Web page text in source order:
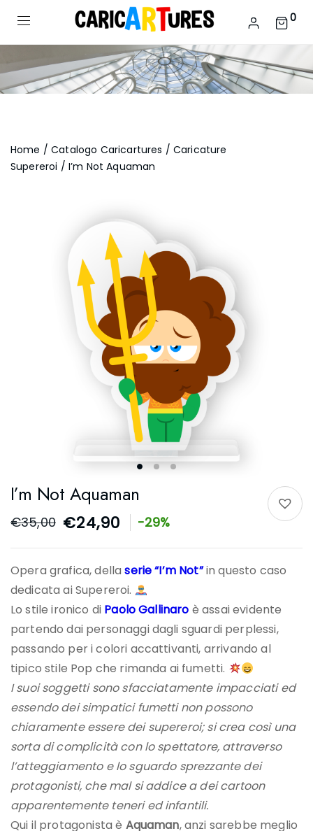
0
Home /Catalogo Caricartures / Caricature
Supereroi / I’m Not Aquaman
I’m Not Aquaman
€35,00 €24,90 -29%
Opera grafica, dellaserie “I’m Not”in questo caso
dedicata ai Supereroi.
Lo stile ironico di Paolo Gallinaro è assai evidente
partendo dai personaggi dagli sguardi perplessi,
passando per i colori accattivanti, arrivando al
tipico stile Pop che rimanda ai fumetti.
I suoi soggetti sono sfacciatamente impacciati ed
essendo dei simpatici fumetti non possono
chiaramente essere dei supereroi; si crea così una
sorta di complicità con lo spettatore, attraverso
l’atteggiamento e lo sguardo sprezzante dei
protagonisti, che mal si addice a dei cartoon
apparentemente teneri ed infantili.
Qui il protagonista è Aquaman, anzi sarebbe meglio